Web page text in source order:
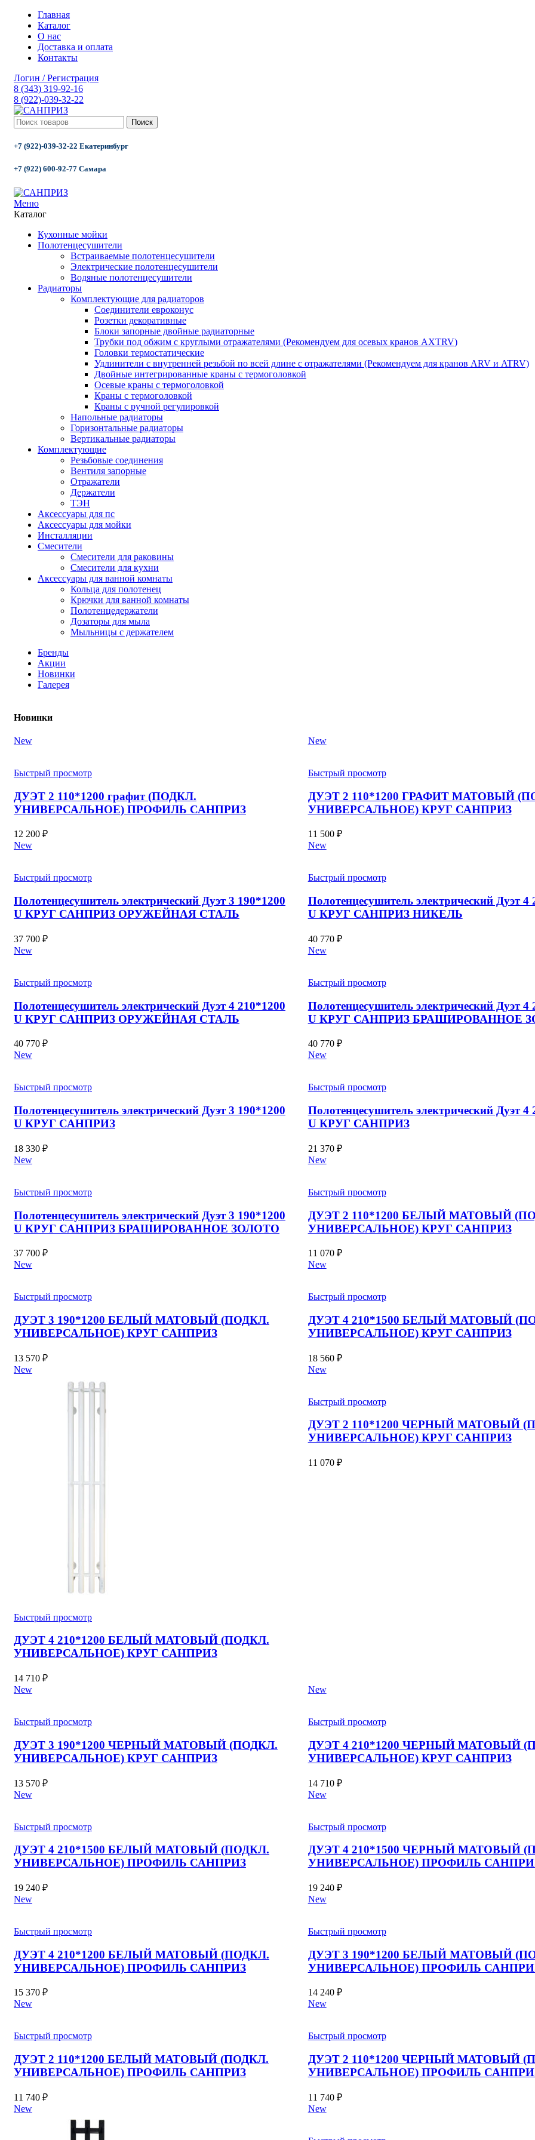
Главная
Каталог
О нас
Доставка и оплата
Контакты
Логин / Регистрация
8 (343) 319-92-16
8 (922)-039-32-22
Поиск
+7 (922)-039-32-22 Екатеринбург
+7 (922) 600-92-77 Самара
Меню
Каталог
Кухонные мойки
Полотенцесушители
Встраиваемые полотенцесушители
Электрические полотенцесушители
Водяные полотенцесушители
Радиаторы
Комплектующие для радиаторов
Соединители евроконус
Розетки декоративные
Блоки запорные двойные радиаторные
Трубки под обжим с круглыми отражателями (Рекомендуем для осевых кранов AXTRV)
Головки термостатические
Удлинители с внутренней резьбой по всей длине с отражателями (Рекомендуем для кранов ARV и ATRV)
Двойные интегрированные краны с термоголовкой
Осевые краны с термоголовкой
Краны с термоголовкой
Краны с ручной регулировкой
Напольные радиаторы
Горизонтальные радиаторы
Вертикальные радиаторы
Комплектующие
Резьбовые соединения
Вентиля запорные
Отражатели
Держатели
ТЭН
Аксессуары для пс
Аксессуары для мойки
Инсталляции
Смесители
Смесители для раковины
Смесители для кухни
Аксессуары для ванной комнаты
Кольца для полотенец
Крючки для ванной комнаты
Полотенцедержатели
Дозаторы для мыла
Мыльницы с держателем
Бренды
Акции
Новинки
Галерея
Новинки
New
Быстрый просмотр
ДУЭТ 2 110*1200 графит (ПОДКЛ.
УНИВЕРСАЛЬНОЕ) ПРОФИЛЬ САНПРИЗ
12 200 ₽
New
Быстрый просмотр
ДУЭТ 2 110*1200 ГРАФИТ МАТОВЫЙ
УНИВЕРСАЛЬНОЕ) КРУГ САНПРИЗ
11 500 ₽
New
Быстрый просмотр
Полотенцесушитель электрический Дуэт 3 190*1200
U КРУГ САНПРИЗ ОРУЖЕЙНАЯ СТАЛЬ
37 700 ₽
New
Быстрый просмотр
Полотенцесушитель электрический Дуэт 4
U КРУГ САНПРИЗ НИКЕЛЬ
40 770 ₽
New
Быстрый просмотр
Полотенцесушитель электрический Дуэт 4 210*1200
U КРУГ САНПРИЗ ОРУЖЕЙНАЯ СТАЛЬ
40 770 ₽
New
Быстрый просмотр
Полотенцесушитель электрический Дуэт 4
U КРУГ САНПРИЗ БРАШИРОВАННОЕ
40 770 ₽
New
Быстрый просмотр
Полотенцесушитель электрический Дуэт 3 190*1200
U КРУГ САНПРИЗ
18 330 ₽
New
Быстрый просмотр
Полотенцесушитель электрический Дуэт 4
U КРУГ САНПРИЗ
21 370 ₽
New
Быстрый просмотр
Полотенцесушитель электрический Дуэт 3 190*1200
U КРУГ САНПРИЗ БРАШИРОВАННОЕ ЗОЛОТО
37 700 ₽
New
Быстрый просмотр
ДУЭТ 2 110*1200 БЕЛЫЙ МАТОВЫЙ
УНИВЕРСАЛЬНОЕ) КРУГ САНПРИЗ
11 070 ₽
New
Быстрый просмотр
ДУЭТ 3 190*1200 БЕЛЫЙ МАТОВЫЙ (ПОДКЛ.
УНИВЕРСАЛЬНОЕ) КРУГ САНПРИЗ
13 570 ₽
New
Быстрый просмотр
ДУЭТ 4 210*1500 БЕЛЫЙ МАТОВЫЙ
УНИВЕРСАЛЬНОЕ) КРУГ САНПРИЗ
18 560 ₽
New
Быстрый просмотр
ДУЭТ 4 210*1200 БЕЛЫЙ МАТОВЫЙ (ПОДКЛ.
УНИВЕРСАЛЬНОЕ) КРУГ САНПРИЗ
14 710 ₽
New
Быстрый просмотр
ДУЭТ 2 110*1200 ЧЕРНЫЙ МАТОВЫЙ
УНИВЕРСАЛЬНОЕ) КРУГ САНПРИЗ
11 070 ₽
New
Быстрый просмотр
ДУЭТ 3 190*1200 ЧЕРНЫЙ МАТОВЫЙ (ПОДКЛ.
УНИВЕРСАЛЬНОЕ) КРУГ САНПРИЗ
13 570 ₽
New
Быстрый просмотр
ДУЭТ 4 210*1200 ЧЕРНЫЙ МАТОВЫЙ
УНИВЕРСАЛЬНОЕ) КРУГ САНПРИЗ
14 710 ₽
New
Быстрый просмотр
ДУЭТ 4 210*1500 БЕЛЫЙ МАТОВЫЙ (ПОДКЛ.
УНИВЕРСАЛЬНОЕ) ПРОФИЛЬ САНПРИЗ
19 240 ₽
New
Быстрый просмотр
ДУЭТ 4 210*1500 ЧЕРНЫЙ МАТОВЫЙ
УНИВЕРСАЛЬНОЕ) ПРОФИЛЬ
19 240 ₽
New
Быстрый просмотр
ДУЭТ 4 210*1200 БЕЛЫЙ МАТОВЫЙ (ПОДКЛ.
УНИВЕРСАЛЬНОЕ) ПРОФИЛЬ САНПРИЗ
15 370 ₽
New
Быстрый просмотр
ДУЭТ 3 190*1200 БЕЛЫЙ МАТОВЫЙ
УНИВЕРСАЛЬНОЕ) ПРОФИЛЬ
14 240 ₽
New
Быстрый просмотр
ДУЭТ 2 110*1200 БЕЛЫЙ МАТОВЫЙ (ПОДКЛ.
УНИВЕРСАЛЬНОЕ) ПРОФИЛЬ САНПРИЗ
11 740 ₽
New
Быстрый просмотр
ДУЭТ 2 110*1200 ЧЕРНЫЙ МАТОВЫЙ
УНИВЕРСАЛЬНОЕ) ПРОФИЛЬ
11 740 ₽
New
New